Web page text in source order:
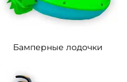
Предзаказ